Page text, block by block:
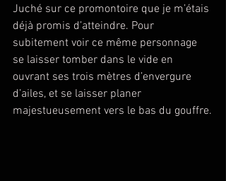
Juché sur ce promontoire que je m’étais
déjà promis d’atteindre. Pour
subitement voir ce même personnage
se laisser tomber dans le vide en
ouvrant ses trois mètres d’envergure
d’ailes, et se laisser planer
majestueusement vers le bas du gouffre.